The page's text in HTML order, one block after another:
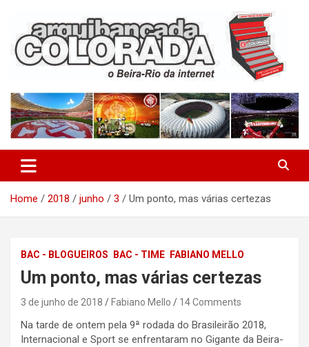
content
Arquibancada Colorada
Home 2018 junho 3 Um ponto, mas várias certezas
BAC - BLOGUEIROS BAC - TIME FABIANO MELLO
Um ponto, mas várias certezas
3 de junho de 2018 Fabiano Mello 14 Comments
Na tarde de ontem pela 9ª rodada do Brasileirão 2018,
Internacional e Sport se enfrentaram no Gigante da Beira-